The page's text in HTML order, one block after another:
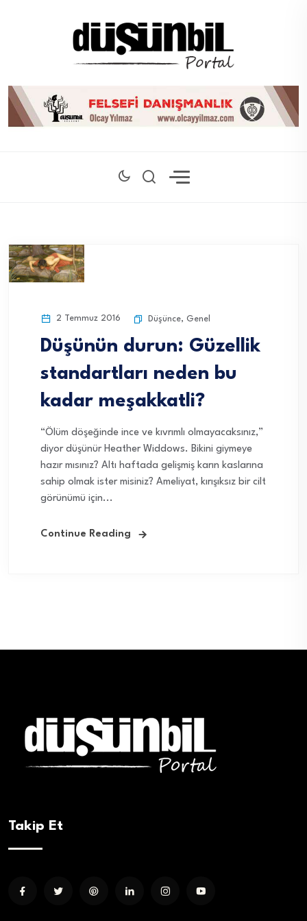
2 Temmuz 2016 Düşünce, Genel
Düşünün durun: Güzellik
standartları neden bu
kadar meşakkatli?
“Ölüm döşeğinde ince ve kıvrımlı olmayacaksınız,”
diyor düşünür Heather Widdows. Bikini giymeye
hazır mısınız? Altı haftada gelişmiş karın kaslarına
sahip olmak ister misiniz? Ameliyat, kırışıksız bir cilt
görünümü için...
Continue Reading
Takip Et